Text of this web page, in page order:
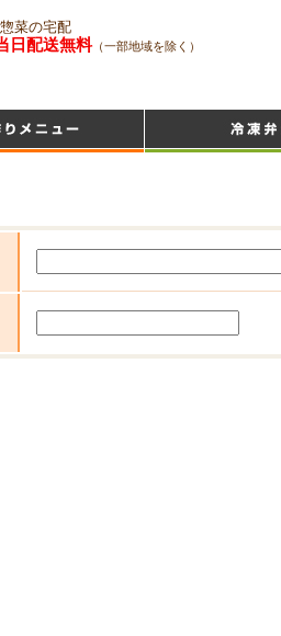
菜の宅配
日配送無料（一部地域を除く）